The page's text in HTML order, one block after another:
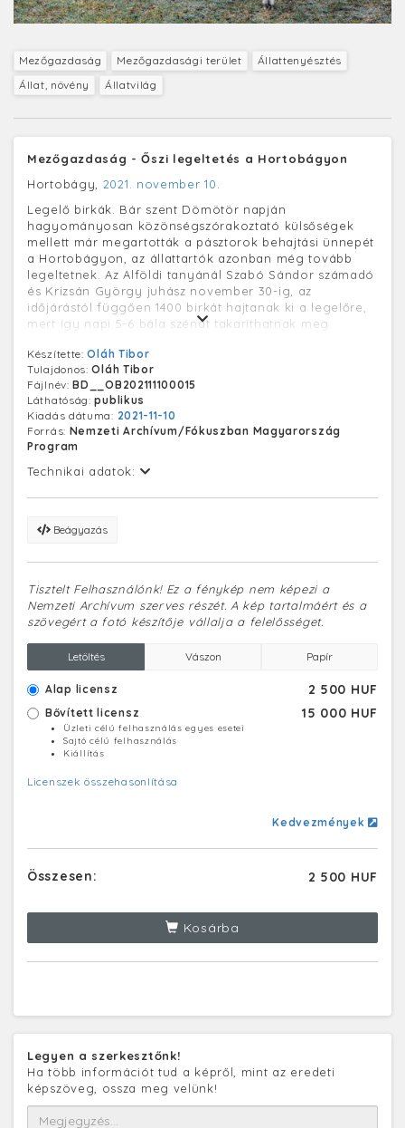
Mezőgazdaság Mezőgazdasági terület
Állattenyésztés
Állat, növény
Állatvilág
Mezőgazdaság - Őszi legeltetés a Hortobágyon
Hortobágy, 2021. november 10.
Legelő birkák. Bár szent Dömötör napján
hagyományosan közönségszórakoztató külsőségek
mellett már megartották a pásztorok behajtási ünnepét
a Hortobágyon, az állattartók azonban még tovább
legeltetnek. Az Alföldi tanyánál Szabó Sándor számadó
és Krizsán György juhász november 30-ig, az
időjárástól függően 1400 birkát hajtanak ki a legelőre,
mert így napi 5-6 bála szénát takaríthatnak meg.
Készítette:Oláh Tibor
Tulajdonos:Oláh Tibor
Fájlnév:BD__OB202111100015
Láthatóság:publikus
Kiadás dátuma: 2021-11-10
Forrás: Nemzeti Archívum/Fókuszban Magyarország
Program
Technikai adatok:
Beágyazás
Tisztelt Felhasználónk! Ez a fénykép nem képezi a
Nemzeti Archívum szerves részét. A kép tartalmáért és a
szövegért a fotó készítője vállalja a felelősséget.
Letöltés Vászon Papír
Alap licensz 2 500 HUF
Bővített licensz 15 000 HUF
Üzleti célú felhasználás egyes esetei
Sajtó célú felhasználás
Kiállítás
Licenszek összehasonlítása
Kedvezmények
Összesen: 2 500 HUF
Kosárba
Legyen a szerkesztőnk!
Ha több információt tud a képről, mint az eredeti
képszöveg, ossza meg velünk!